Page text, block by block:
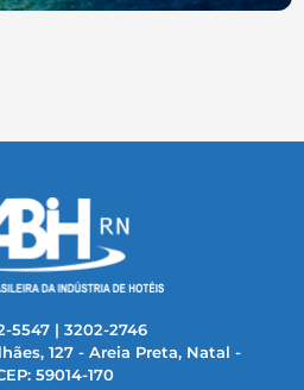
5547 | 3202-2746
127 - Areia Preta, Natal -
59014-170